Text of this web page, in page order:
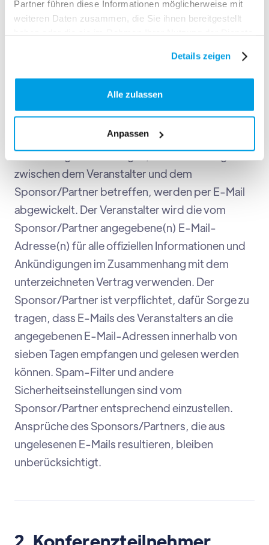
Partner führen diese Informationen möglicherweise mit
weiteren Daten zusammen, die Sie ihnen bereitgestellt
Details zeigen
Alle zulassen
Anpassen
Veranstalter nicht garantieren, dass das Material
Schäden, die durch eine nicht rechtzeitige oder
verspätete Zustellung entstehen.
1.4 OFFIZIELLER KOMMUNIKATIONSWEG
Alle wichtigen Mitteilungen, die den Vertrag
zwischen dem Veranstalter und dem
Sponsor/Partner betreffen, werden per E-Mail
abgewickelt. Der Veranstalter wird die vom
Sponsor/Partner angegebene(n) E-Mail-
Adresse(n) für alle offiziellen Informationen und
Ankündigungen im Zusammenhang mit dem
unterzeichneten Vertrag verwenden. Der
Sponsor/Partner ist verpflichtet, dafür Sorge zu
tragen, dass E-Mails des Veranstalters an die
angegebenen E-Mail-Adressen innerhalb von
sieben Tagen empfangen und gelesen werden
können. Spam-Filter und andere
Sicherheitseinstellungen sind vom
Sponsor/Partner entsprechend einzustellen.
Ansprüche des Sponsors/Partners, die aus
ungelesenen E-Mails resultieren, bleiben
unberücksichtigt.